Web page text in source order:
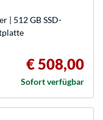
| 512 GB SSD-
€ 508,00
Sofort verfügbar